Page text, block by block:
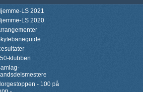
LS 2021
LS 2020
klubben
- 100 på